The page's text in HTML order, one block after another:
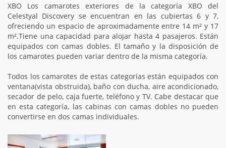
XBO Los camarotes exteriores de la categoría XBO del
Celestyal Discovery se encuentran en las cubiertas 6 y 7,
ofreciendo un espacio de aproximadamente entre 14 m² y 17
m².Tiene una capacidad para alojar hasta 4 pasajeros. Están
equipados con camas dobles. El tamaño y la disposición de
los camarotes pueden variar dentro de la misma categoría.
Todos los camarotes de estas categorías están equipados con
ventana(vista obstruida), baño con ducha, aire acondicionado,
secador de pelo, caja fuerte, teléfono y TV. Cabe destacar que
en esta categoría, las cabinas con camas dobles no pueden
convertirse en dos camas individuales.